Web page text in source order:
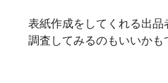
表紙作成をしてくれる出
調査してみるのもいいかも